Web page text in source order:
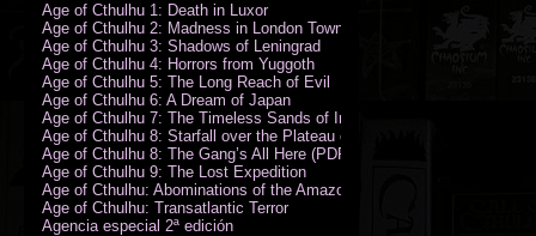
Age of Cthulhu 1: Death in Luxor
Age of Cthulhu 2: Madness in London Town
Age of Cthulhu 3: Shadows of Leningrad
Age of Cthulhu 4: Horrors from Yuggoth
Age of Cthulhu 5: The Long Reach of Evil
Age of Cthulhu 6: A Dream of Japan
Age of Cthulhu 7: The Timeless Sands of India
Age of Cthulhu 8: Starfall over the Plateau of Leng
Age of Cthulhu 8: The Gang’s All Here (PDF)
Age of Cthulhu 9: The Lost Expedition
Age of Cthulhu: Abominations of the Amazon
Age of Cthulhu: Transatlantic Terror
Agencia especial 2ª edición